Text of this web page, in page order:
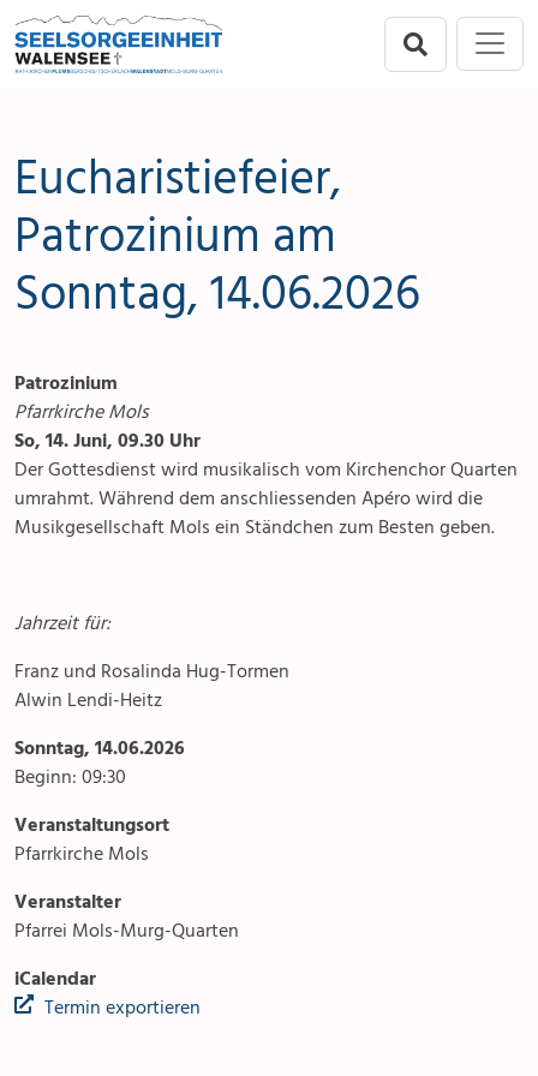
Direkt zur Hauptnavigation springen
Direkt zum Inhalt springen
Eucharistiefeier,
Patrozinium am
Sonntag, 14.06.2026
Patrozinium
Pfarrkirche Mols
So, 14. Juni, 09.30 Uhr
Der Gottesdienst wird musikalisch vom Kirchenchor Quarten
umrahmt. Während dem anschliessenden Apéro wird die
Musikgesellschaft Mols ein Ständchen zum Besten geben.
Jahrzeit für:
Franz und Rosalinda Hug-Tormen
Alwin Lendi-Heitz
Sonntag, 14.06.2026
Beginn: 09:30
Veranstaltungsort
Pfarrkirche Mols
Veranstalter
Pfarrei Mols-Murg-Quarten
iCalendar
Termin exportieren
Menu
Berschis-Tscherlach
Walenstadt
Seelsorgeeinheit
Angebote & Sakramente
Stellenangebot